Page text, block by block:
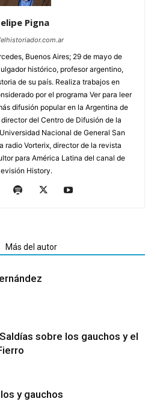
Pigna
Buenos Aires; 29 de mayo de
histórico, profesor argentino,
de su país. Realiza trabajos en
por el programa Ver para leer
difusión popular en la Argentina de
del Centro de Difusión de la
Nacional de General San
radio Vorterix, director de la revista
para América Latina del canal de
History.
Más del autor
sobre los gauchos y el
y gauchos